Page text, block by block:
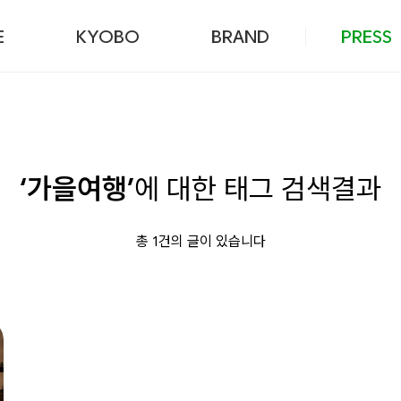
KYOBO BRAND PRESS
‘가을여행’에 대한 태그 검색결과
총 1건의 글이 있습니다